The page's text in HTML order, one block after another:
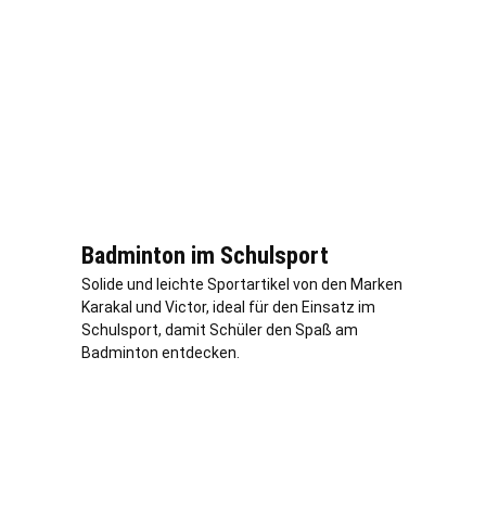
Badminton im Schulsport
Solide und leichte Sportartikel von den Marken
Karakal und Victor, ideal für den Einsatz im
Schulsport, damit Schüler den Spaß am
Badminton entdecken.